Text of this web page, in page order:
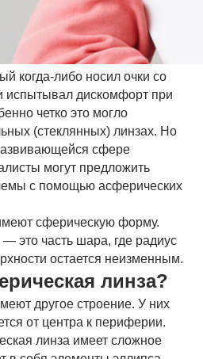
когда-либо носил очки со
испытывал дискомфорт при
четко это могло
(стеклянных) линзах. Но
сфере
могут предложить
с помощью асферических
сферическую форму.
это часть шара, где радиус
остается неизменным.
линза?
другое строение. У них
от центра к периферии.
линза имеет сложное